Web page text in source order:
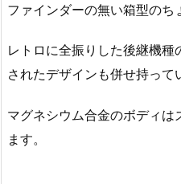
ファインダーの無い箱型のち
レトロに全振りした後継機
されたデザインも併せ持って
マグネシウム合金のボディは
ます。